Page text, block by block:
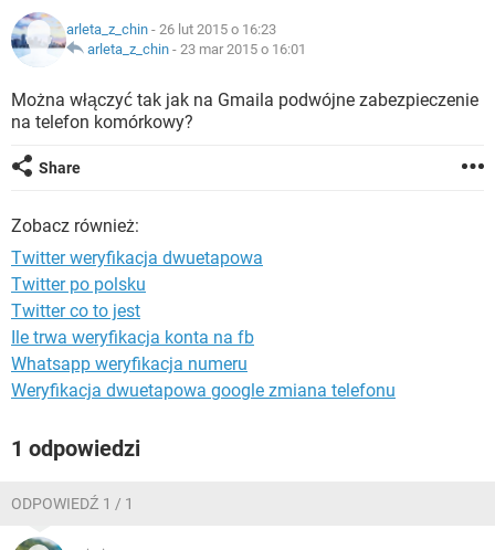
INSTAGRAM
WINDOWS 10
IOS NETFLIX
INSTAGRAM
WINDOWS 10
COVID-19
GRY WHATSAPP
INSTAGRAM
WINDOWS 10
ARTYKUŁY
COVID-19
GRY WHATSAPP
INSTAGRAM
WINDOWS 10
arleta_z_chin - 26 lut 2015 o 16:23
arleta_z_chin - 23 mar 2015 o 16:01
Można włączyć tak jak na Gmaila podwójne zabezpieczenie
na telefon komórkowy?
Share
Zobacz również:
Twitter weryfikacja dwuetapowa
Twitter po polsku
Twitter co to jest
Ile trwa weryfikacja konta na fb
Whatsapp weryfikacja numeru
Weryfikacja dwuetapowa google zmiana telefonu
1 odpowiedzi
ODPOWIEDŹ 1 / 1